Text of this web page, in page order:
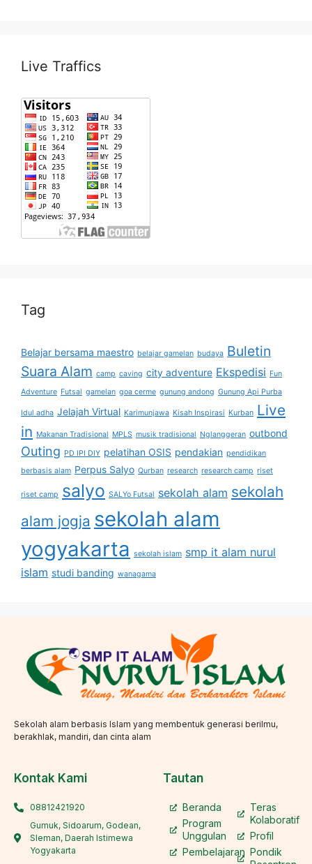
Live Traffics
Tag
Belajar bersama maestro belajar gamelan budaya Buletin
Suara Alam camp caving city adventure Ekspedisi Fun
Adventure Futsal gamelan goa cerme gunung andong Gunung Api Purba
Idul adha Jelajah Virtual Karimunjawa Kisah Inspirasi Kurban Live
in Makanan Tradisional MPLS musik tradisional Nglanggeran outbond
Outing PD IPI DIY pelatihan OSIS pendakian pendidikan
berbasis alam Perpus Salyo Qurban research research camp riset
riset camp salyo SALYo Futsal sekolah alam sekolah
alam jogja sekolah alam
yogyakarta sekolah islam smp it alam nurul
islam studi banding wanagama
Sekolah alam berbasis Islam yang membentuk generasi berilmu,
berakhlak, mandiri, dan cinta alam
Kontak Kami
08812421920
Gumuk, Sidoarum, Godean,
Sleman, Daerah Istimewa
Yogyakarta
Tautan
Beranda
Program
Unggulan
Pembelajaran
Teras
Kolaboratif
Profil
Pondik